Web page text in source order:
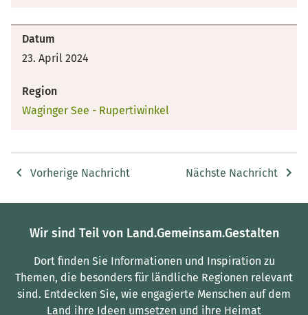
Datum
23. April 2024
Region
Waginger See - Rupertiwinkel
Vorherige Nachricht Nächste Nachricht
Wir sind Teil von Land.Gemeinsam.Gestalten
Dort finden Sie Informationen und Inspiration zu
Themen, die besonders für ländliche Regionen relevant
sind. Entdecken Sie, wie engagierte Menschen auf dem
Land ihre Ideen umsetzen und ihre Heimat